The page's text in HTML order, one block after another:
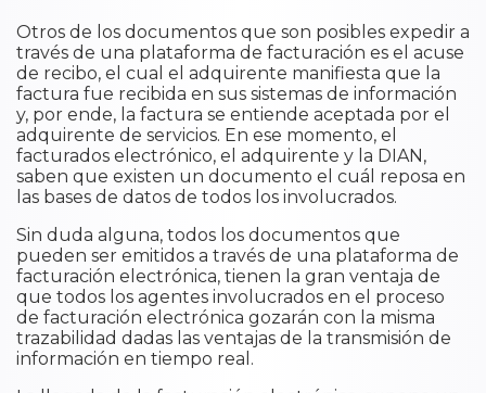
Otros de los documentos que son posibles expedir a
través de una plataforma de facturación es el acuse
de recibo, el cual el adquirente manifiesta que la
factura fue recibida en sus sistemas de información
y, por ende, la factura se entiende aceptada por el
adquirente de servicios. En ese momento, el
facturados electrónico, el adquirente y la DIAN,
saben que existen un documento el cuál reposa en
las bases de datos de todos los involucrados.
Sin duda alguna, todos los documentos que
pueden ser emitidos a través de una plataforma de
facturación electrónica, tienen la gran ventaja de
que todos los agentes involucrados en el proceso
de facturación electrónica gozarán con la misma
trazabilidad dadas las ventajas de la transmisión de
información en tiempo real.